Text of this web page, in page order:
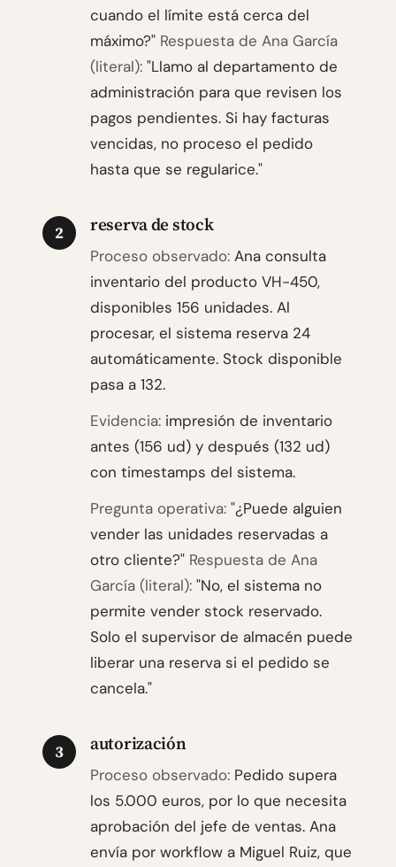
cuando el límite está cerca del
máximo?" Respuesta de Ana García
(literal): "Llamo al departamento de
administración para que revisen los
pagos pendientes. Si hay facturas
vencidas, no proceso el pedido
hasta que se regularice."
2 reserva de stock
Proceso observado: Ana consulta
inventario del producto VH-450,
disponibles 156 unidades. Al
procesar, el sistema reserva 24
automáticamente. Stock disponible
pasa a 132.
Evidencia: impresión de inventario
antes (156 ud) y después (132 ud)
con timestamps del sistema.
Pregunta operativa: "¿Puede alguien
vender las unidades reservadas a
otro cliente?" Respuesta de Ana
García (literal): "No, el sistema no
permite vender stock reservado.
Solo el supervisor de almacén puede
liberar una reserva si el pedido se
cancela."
3 autorización
Proceso observado: Pedido supera
los 5.000 euros, por lo que necesita
aprobación del jefe de ventas. Ana
envía por workflow a Miguel Ruiz, que